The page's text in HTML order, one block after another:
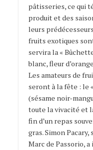
pâtisseries, ce qui
produit et des
leurs
fruits exotiques
servira la «
blanc, fleur
Les amateurs de
seront à la fête : le
(sésame noir-
toute la vivacité et
fin d’un repas
gras. Simon
Marc de Passorio,